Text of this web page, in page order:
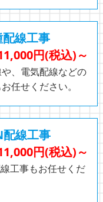
線工事
円(税込)～
、電気配線などの
任せください。
線工事
円(税込)～
工事もお任せくだ